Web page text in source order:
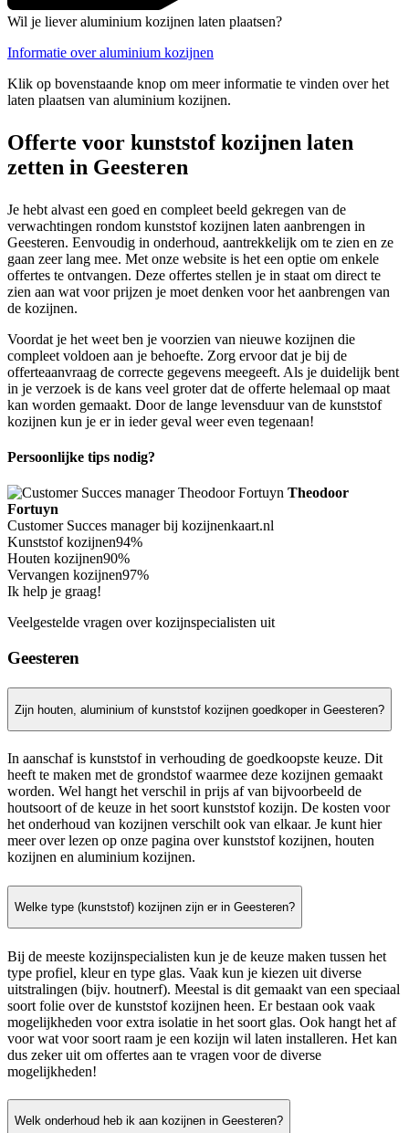
Wil je liever aluminium kozijnen laten plaatsen?
Informatie over aluminium kozijnen
Klik op bovenstaande knop om meer informatie te vinden over het
laten plaatsen van aluminium kozijnen.
Offerte voor kunststof kozijnen laten
zetten in Geesteren
Je hebt alvast een goed en compleet beeld gekregen van de
verwachtingen rondom kunststof kozijnen laten aanbrengen in
Geesteren. Eenvoudig in onderhoud, aantrekkelijk om te zien en ze
gaan zeer lang mee. Met onze website is het een optie om enkele
offertes te ontvangen. Deze offertes stellen je in staat om direct te
zien aan wat voor prijzen je moet denken voor het aanbrengen van
de kozijnen.
Voordat je het weet ben je voorzien van nieuwe kozijnen die
compleet voldoen aan je behoefte. Zorg ervoor dat je bij de
offerteaanvraag de correcte gegevens meegeeft. Als je duidelijk bent
in je verzoek is de kans veel groter dat de offerte helemaal op maat
kan worden gemaakt. Door de lange levensduur van de kunststof
kozijnen kun je er in ieder geval weer even tegenaan!
Persoonlijke tips nodig?
Theodoor
Fortuyn
Customer Succes manager bij kozijnenkaart.nl
Kunststof kozijnen94%
Houten kozijnen90%
Vervangen kozijnen97%
Ik help je graag!
Veelgestelde vragen over kozijnspecialisten uit
Geesteren
Zijn houten, aluminium of kunststof kozijnen goedkoper in Geesteren?
In aanschaf is kunststof in verhouding de goedkoopste keuze. Dit
heeft te maken met de grondstof waarmee deze kozijnen gemaakt
worden. Wel hangt het verschil in prijs af van bijvoorbeeld de
houtsoort of de keuze in het soort kunststof kozijn. De kosten voor
het onderhoud van kozijnen verschilt ook van elkaar. Je kunt hier
meer over lezen op onze pagina over kunststof kozijnen, houten
kozijnen en aluminium kozijnen.
Welke type (kunststof) kozijnen zijn er in Geesteren?
Bij de meeste kozijnspecialisten kun je de keuze maken tussen het
type profiel, kleur en type glas. Vaak kun je kiezen uit diverse
uitstralingen (bijv. houtnerf). Meestal is dit gemaakt van een speciaal
soort folie over de kunststof kozijnen heen. Er bestaan ook vaak
mogelijkheden voor extra isolatie in het soort glas. Ook hangt het af
voor wat voor soort raam je een kozijn wil laten installeren. Het kan
dus zeker uit om offertes aan te vragen voor de diverse
mogelijkheden!
Welk onderhoud heb ik aan kozijnen in Geesteren?